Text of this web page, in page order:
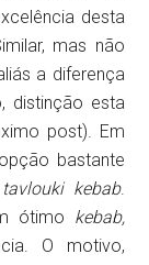
desta
mas não
a diferença
distinção esta
post). Em
bastante
tavlouki kebab.
ótimo kebab,
O motivo,